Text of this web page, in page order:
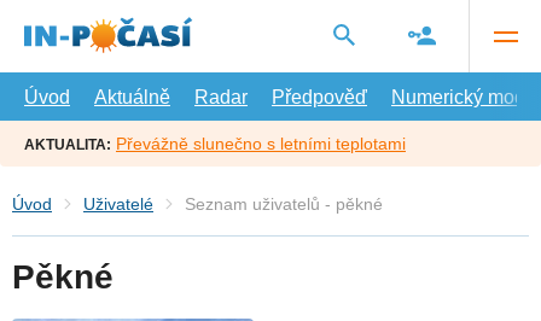
hlavní
Úvod
Aktuálně Radar Předpověď Numerický model
AKTUALITA: Převážně slunečno s letními teplotami
Úvod Uživatelé Seznam uživatelů - pěkné
Pěkné